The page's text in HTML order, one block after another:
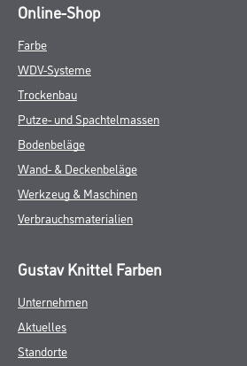
Online-Shop
Farbe
WDV-Systeme
Trockenbau
Putze- und Spachtelmassen
Bodenbeläge
Wand- & Deckenbeläge
Werkzeug & Maschinen
Verbrauchsmaterialien
Gustav Knittel Farben
Unternehmen
Aktuelles
Standorte